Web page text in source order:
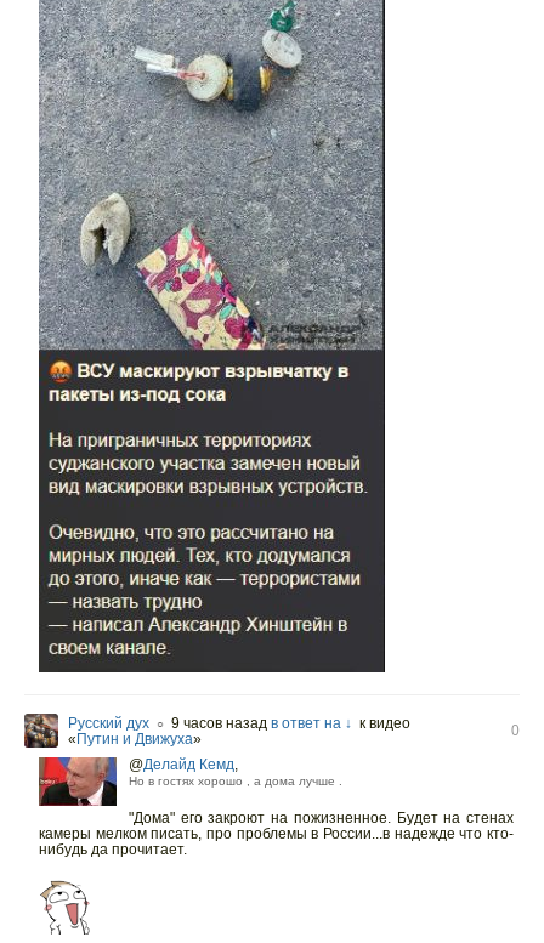
Русский дух ○ 9 часов назад в ответ на ↓ к видео
« Путин и Движуха»
0
@Делайд Кемд,
Но в гостях хорошо , а дома лучше .
"Дома" его закроют на пожизненное. Будет на стенах
камеры мелком писать, про проблемы в России...в надежде что кто-
нибудь да прочитает.